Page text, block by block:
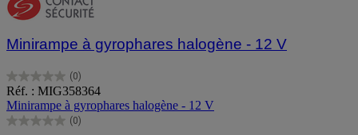
Minirampe à gyrophares halogène - 12 V
(0)
0.0
sur
5
étoiles.
Réf. : MIG358364
Minirampe à gyrophares halogène - 12 V
(0)
0.0